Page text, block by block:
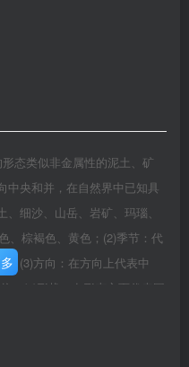
态类似非金属性的泥土、矿
中央和并，在自然界中已知具
细沙、山岳、岩矿、玛瑙、
、棕褐色、黄色；(2)季节：代
；(3)方向：在方向上代表中
；(6)形状：在形态方面代表圆